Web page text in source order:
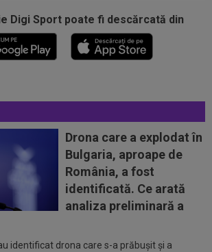
Digi Sport poate fi descărcată din
Drona care a explodat în
Bulgaria, aproape de
România, a fost
identificată. Ce arată
analiza preliminară a
identificat drona care s-a prăbușit și a
Atacantul dorit de Rapid a semnat în
imediat”
l-a propus pe Ștefan Baiaram în
Florin Prunea a dezvăluit cum l-a
pe Marius Șumudică să o...
că prietena lui a murit, dar aceasta
țara a râs...
Mourinho a spus-o direct, după